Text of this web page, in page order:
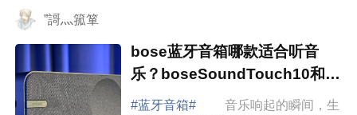
”謌灬箛箪
bose蓝牙音箱哪款适合听音
乐？boseSoundTouch10和20
选择哪款
#蓝牙音箱#
音乐响起的瞬间，生